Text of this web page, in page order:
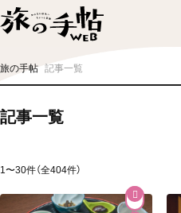
旅の手帖 記事一覧
記事一覧
1〜30件（全404件）
温泉
グルメ
街歩き